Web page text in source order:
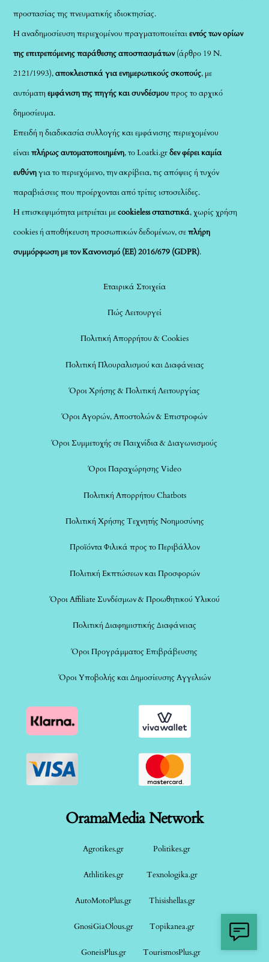
προστασίας της πνευματικής ιδιοκτησίας.
Η αναδημοσίευση περιεχομένου πραγματοποιείταιεντός των ορίων
της επιτρεπόμενης παράθεσης αποσπασμάτων(άρθρο 19 Ν.
2121/1993),αποκλειστικά για ενημερωτικούς σκοπούς, με
αυτόματηεμφάνιση της πηγής και συνδέσμουπρος το αρχικό
δημοσίευμα.
Επειδή η διαδικασία συλλογής και εμφάνισης περιεχομένου
είναιπλήρως αυτοματοποιημένη, το Loatki.grδεν φέρει καμία
ευθύνηγια το περιεχόμενο, την ακρίβεια, τις απόψεις ή τυχόν
παραβιάσεις που προέρχονται από τρίτες ιστοσελίδες.
Η επισκεψιμότητα μετριέται μεcookieless στατιστικά, χωρίς χρήση
cookies ή αποθήκευση προσωπικών δεδομένων, σεπλήρη
συμμόρφωση με τον Κανονισμό (ΕΕ) 2016/679 (GDPR).
Εταιρικά Στοιχεία
Πώς Λειτουργεί
Πολιτική Απορρήτου & Cookies
Πολιτική Πλουραλισμού και Διαφάνειας
Όροι Χρήσης & Πολιτική Λειτουργίας
Όροι Αγορών, Αποστολών & Επιστροφών
Όροι Συμμετοχής σε Παιχνίδια & Διαγωνισμούς
Όροι Παραχώρησης Video
Πολιτική Απορρήτου Chatbots
Πολιτική Χρήσης Τεχνητής Νοημοσύνης
Προϊόντα Φιλικά προς το Περιβάλλον
Πολιτική Εκπτώσεων και Προσφορών
Όροι Affiliate Συνδέσμων & Προωθητικού Υλικού
Πολιτική Διαφημιστικής Διαφάνειας
Όροι Προγράμματος Επιβράβευσης
Όροι Υποβολής και Δημοσίευσης Αγγελιών
OramaMedia Network
Agrotikes.gr Politikes.gr
Athlitikes.gr Texnologika.gr
AutoMotoPlus.gr Thisishellas.gr
GnosiGiaOlous.gr Topikanea.gr
GoneisPlus.gr TourismosPlus.gr